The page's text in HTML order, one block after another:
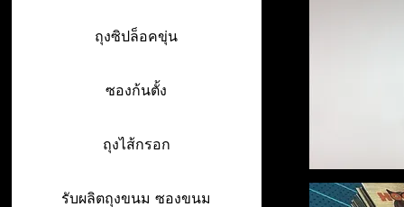
ถุงซิปล็อคขุ่น
ซองก้นตั้ง
ถุงไส้กรอก
รับผลิตถุงขนม ซองขนม